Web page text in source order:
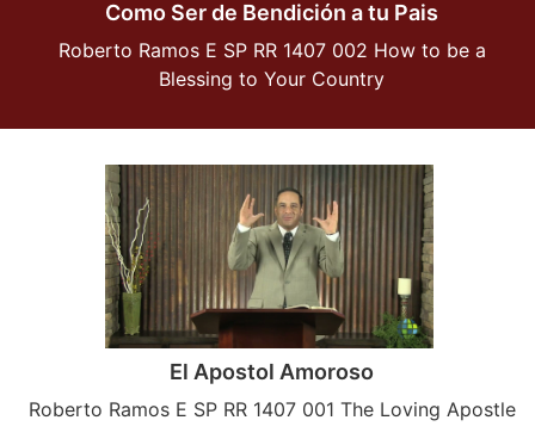
Como Ser de Bendición a tu Pais
Roberto Ramos E SP RR 1407 002 How to be a
Blessing to Your Country
El Apostol Amoroso
Roberto Ramos E SP RR 1407 001 The Loving Apostle